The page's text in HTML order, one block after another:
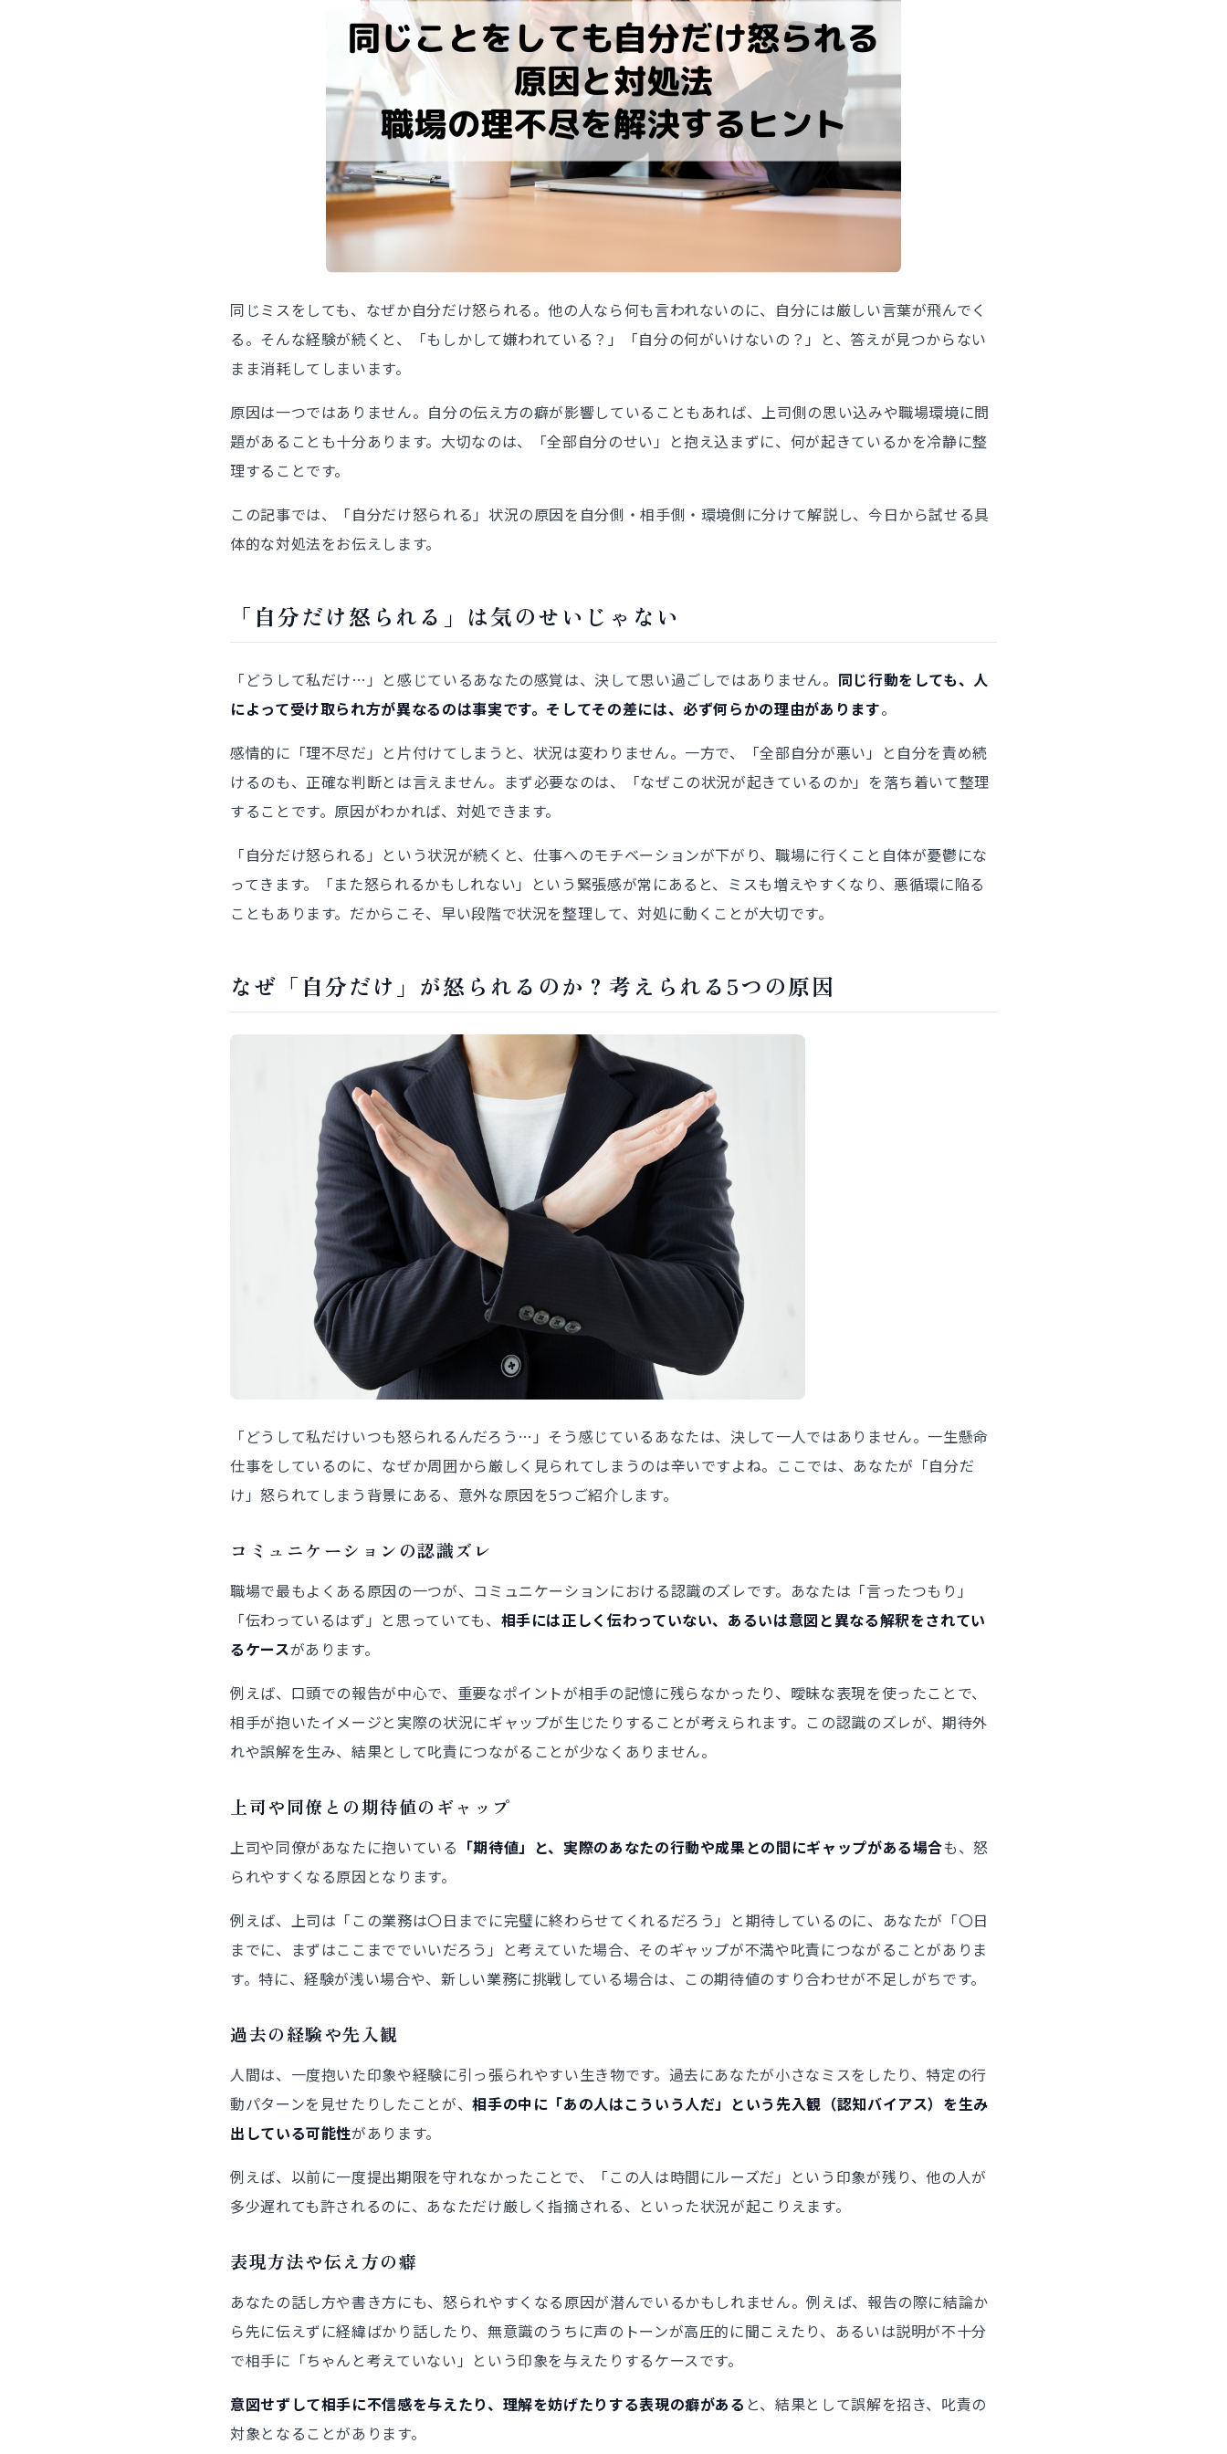
同じミスをしても、なぜか自分だけ怒られる。他の人なら何も言われないのに、自分には厳しい言葉が飛んでく
る。そんな経験が続くと、「もしかして嫌われている？」「自分の何がいけないの？」と、答えが見つからない
まま消耗してしまいます。
原因は一つではありません。自分の伝え方の癖が影響していることもあれば、上司側の思い込みや職場環境に問
題があることも十分あります。大切なのは、「全部自分のせい」と抱え込まずに、何が起きているかを冷静に整
理することです。
この記事では、「自分だけ怒られる」状況の原因を自分側・相手側・環境側に分けて解説し、今日から試せる具
体的な対処法をお伝えします。
「自分だけ怒られる」は気のせいじゃない
「どうして私だけ…」と感じているあなたの感覚は、決して思い過ごしではありません。 同じ行動をしても、人
によって受け取られ方が異なるのは事実です。そしてその差には、必ず何らかの理由があります。
感情的に「理不尽だ」と片付けてしまうと、状況は変わりません。一方で、「全部自分が悪い」と自分を責め続
けるのも、正確な判断とは言えません。まず必要なのは、「なぜこの状況が起きているのか」を落ち着いて整理
することです。原因がわかれば、対処できます。
「自分だけ怒られる」という状況が続くと、仕事へのモチベーションが下がり、職場に行くこと自体が憂鬱にな
ってきます。「また怒られるかもしれない」という緊張感が常にあると、ミスも増えやすくなり、悪循環に陥る
こともあります。だからこそ、早い段階で状況を整理して、対処に動くことが大切です。
なぜ「自分だけ」が怒られるのか？考えられる5つの原因
「どうして私だけいつも怒られるんだろう…」そう感じているあなたは、決して一人ではありません。一生懸命
仕事をしているのに、なぜか周囲から厳しく見られてしまうのは辛いですよね。ここでは、あなたが「自分だ
け」怒られてしまう背景にある、意外な原因を5つご紹介します。
コミュニケーションの認識ズレ
職場で最もよくある原因の一つが、コミュニケーションにおける認識のズレです。あなたは「言ったつもり」
「伝わっているはず」と思っていても、 相手には正しく伝わっていない、あるいは意図と異なる解釈をされてい
るケースがあります。
例えば、口頭での報告が中心で、重要なポイントが相手の記憶に残らなかったり、曖昧な表現を使ったことで、
相手が抱いたイメージと実際の状況にギャップが生じたりすることが考えられます。この認識のズレが、期待外
れや誤解を生み、結果として叱責につながることが少なくありません。
上司や同僚との期待値のギャップ
上司や同僚があなたに抱いている 「期待値」と、実際のあなたの行動や成果との間にギャップがある場合も、怒
られやすくなる原因となります。
例えば、上司は「この業務は〇日までに完璧に終わらせてくれるだろう」と期待しているのに、あなたが「〇日
までに、まずはここまででいいだろう」と考えていた場合、そのギャップが不満や叱責につながることがありま
す。特に、経験が浅い場合や、新しい業務に挑戦している場合は、この期待値のすり合わせが不足しがちです。
過去の経験や先入観
人間は、一度抱いた印象や経験に引っ張られやすい生き物です。過去にあなたが小さなミスをしたり、特定の行
動パターンを見せたりしたことが、相手の中に「あの人はこういう人だ」という先入観（認知バイアス）を生み
出している可能性があります。
例えば、以前に一度提出期限を守れなかったことで、「この人は時間にルーズだ」という印象が残り、他の人が
多少遅れても許されるのに、あなただけ厳しく指摘される、といった状況が起こりえます。
表現方法や伝え方の癖
あなたの話し方や書き方にも、怒られやすくなる原因が潜んでいるかもしれません。例えば、報告の際に結論か
ら先に伝えずに経緯ばかり話したり、無意識のうちに声のトーンが高圧的に聞こえたり、あるいは説明が不十分
で相手に「ちゃんと考えていない」という印象を与えたりするケースです。
意図せずして相手に不信感を与えたり、理解を妨げたりする表現の癖がある と、結果として誤解を招き、叱責の
対象となることがあります。